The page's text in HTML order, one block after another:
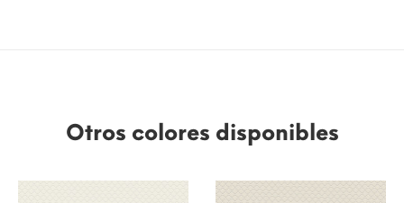
Otros colores disponibles